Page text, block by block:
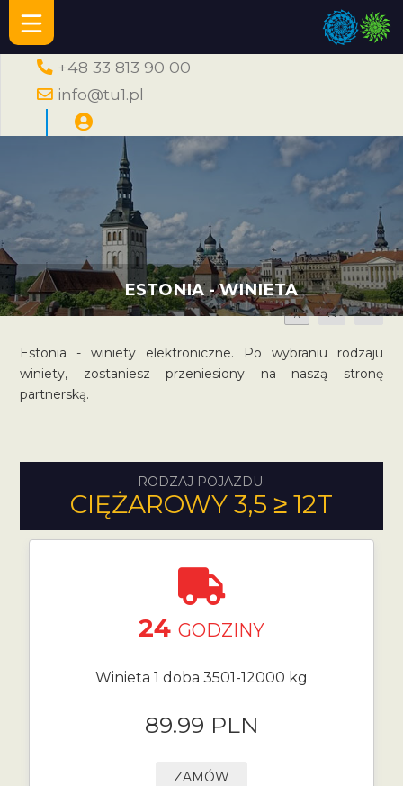
+48 33 813 90 00
info@tu1.pl
ESTONIA - WINIETA
A A A
Estonia - winiety elektroniczne. Po wybraniu rodzaju
winiety, zostaniesz przeniesiony na naszą stronę
partnerską.
RODZAJ POJAZDU:
CIĘŻAROWY 3,5 ≥ 12T
24 GODZINY
Winieta 1 doba 3501-12000 kg
89.99 PLN
ZAMÓW